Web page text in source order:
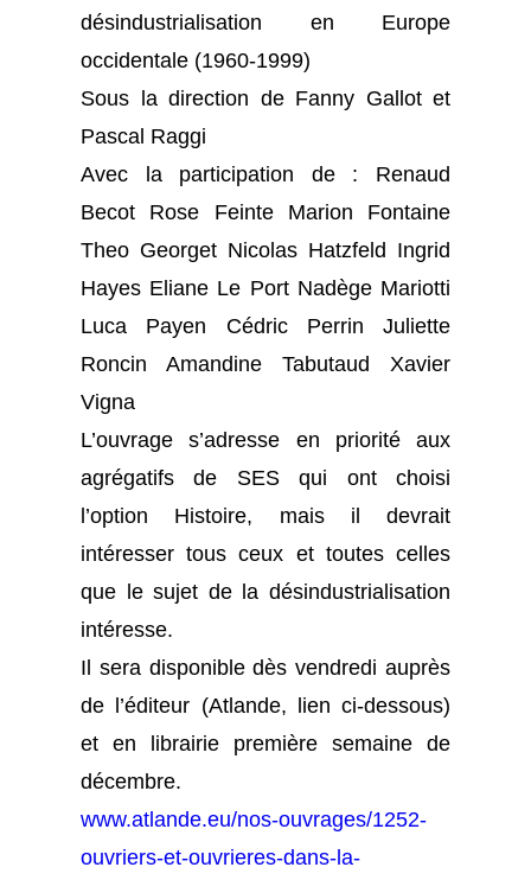
désindustrialisation en Europe
occidentale (1960-1999)
Sous la direction de Fanny Gallot et
Pascal Raggi
Avec la participation de : Renaud
Becot Rose Feinte Marion Fontaine
Theo Georget Nicolas Hatzfeld Ingrid
Hayes Eliane Le Port Nadège Mariotti
Luca Payen Cédric Perrin Juliette
Roncin Amandine Tabutaud Xavier
Vigna
L’ouvrage s’adresse en priorité aux
agrégatifs de SES qui ont choisi
l’option Histoire, mais il devrait
intéresser tous ceux et toutes celles
que le sujet de la désindustrialisation
intéresse.
Il sera disponible dès vendredi auprès
de l’éditeur (Atlande, lien ci-dessous)
et en librairie première semaine de
décembre.
www.atlande.eu/nos-ouvrages/1252-
ouvriers-et-ouvrieres-dans-la-